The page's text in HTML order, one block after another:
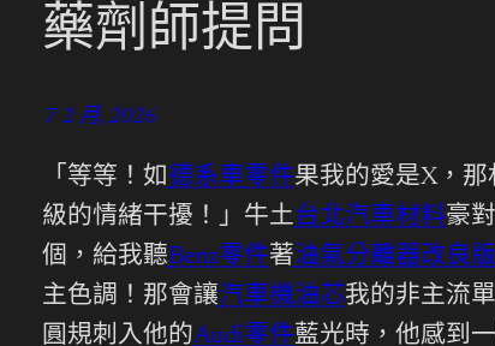
藥劑師提問
7 2 月, 2026
「等等！如德系車零件果我的愛是X，那
級的情緒干擾！」牛土台北汽車材料豪
個，給我聽Benz零件著油氣分離器改良版
主色調！那會讓汽車機油芯我的非主流
圓規刺入他的Audi零件藍光時，他感到